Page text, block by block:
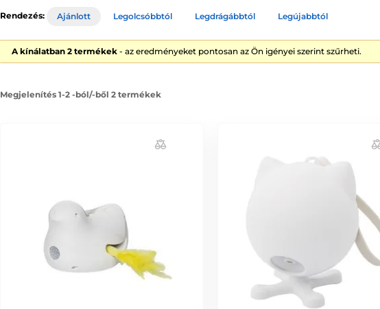
Rendezés: Ajánlott Legolcsóbbtól Legdrágábbtól Legújabbtól
A kínálatban 2 termékek - az eredményeket pontosan az Ön igényei szerint szűrheti.
Megjelenítés 1-2 -ból/-ből 2 termékek